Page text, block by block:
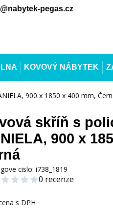
pegas.cz
KOVOVÝ NÁBYTEK
900 x 1850 x 400 mm,
skříň s
900 x
cislo: i738_1819
0 recenze
s DPH